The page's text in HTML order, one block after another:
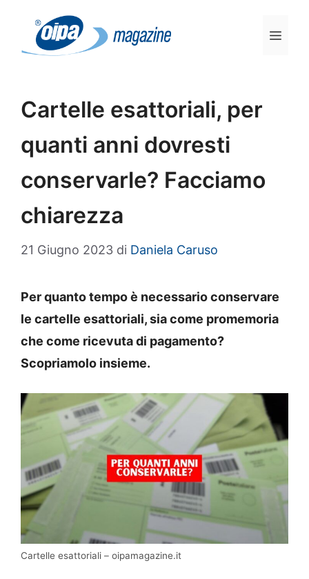
contenuto
Cartelle esattoriali, per
quanti anni dovresti
conservarle? Facciamo
chiarezza
21 Giugno 2023 di Daniela Caruso
Per quanto tempo è necessario conservare
le cartelle esattoriali, sia come promemoria
che come ricevuta di pagamento?
Scopriamolo insieme.
Cartelle esattoriali – oipamagazine.it